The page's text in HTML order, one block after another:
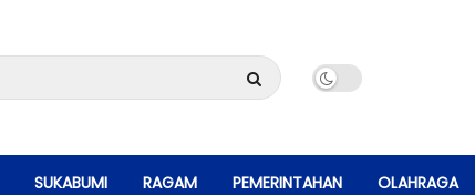
SUKABUMI RAGAM PEMERINTAHAN OLAHRAGA